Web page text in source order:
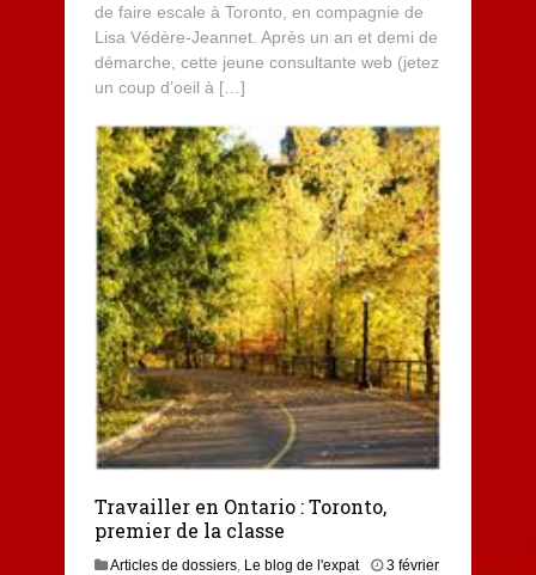
de faire escale à Toronto, en compagnie de
Lisa Védère-Jeannet. Après un an et demi de
démarche, cette jeune consultante web (jetez
un coup d’oeil à […]
Travailler en Ontario : Toronto,
premier de la classe
Articles de dossiers, Le blog de l'expat
3 février